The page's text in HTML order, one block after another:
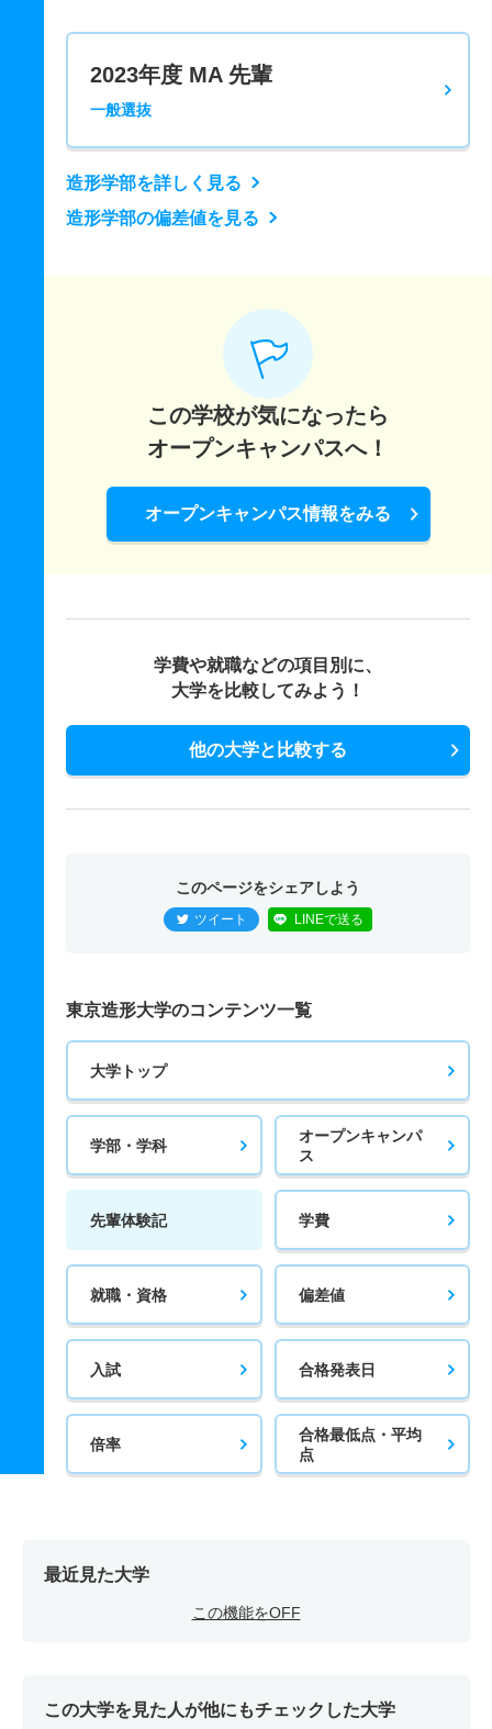
2023年度 MA 先輩
一般選抜
造形学部を詳しく見る
造形学部の偏差値を見る
この学校が気になったら
オープンキャンパスへ！
オープンキャンパス情報をみる
学費や就職などの項目別に、
大学を比較してみよう！
他の大学と比較する
このページをシェアしよう
ツイート LINEで送る
東京造形大学のコンテンツ一覧
大学トップ
学部・学科
オープンキャンパ
ス
先輩体験記 学費
就職・資格 偏差値
入試 合格発表日
倍率
合格最低点・平均
点
最近見た大学
この機能をOFF
この大学を見た人が他にもチェックした大学